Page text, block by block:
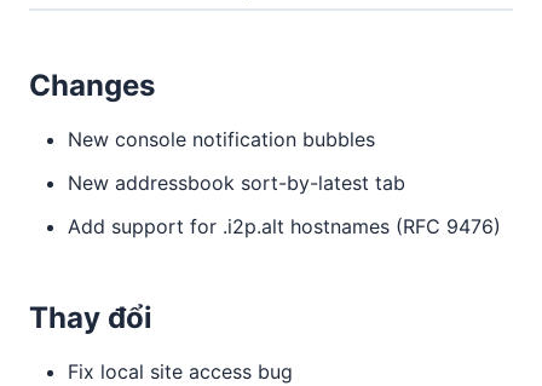
Changes
New console notification bubbles
New addressbook sort-by-latest tab
Add support for .i2p.alt hostnames (RFC 9476)
Thay đổi
Fix local site access bug